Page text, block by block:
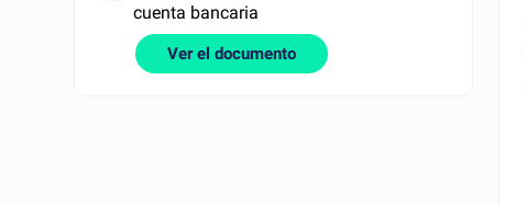
cuenta bancaria
Ver el documento